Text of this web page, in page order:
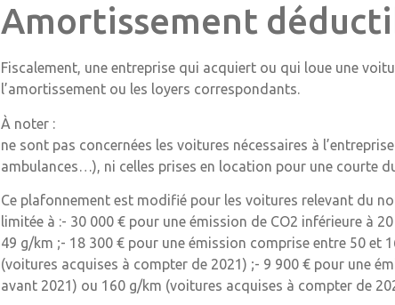
Amortissement
Fiscalement, une entreprise qui acquiert ou qui loue une
l’amortissement ou les loyers correspondants.
À noter :
ne sont pas concernées les voitures nécessaires à
ambulances…), ni celles prises en location pour une courte
Ce plafonnement est modifié pour les voitures relevant du
limitée à :- 30 000 € pour une émission de CO2 inférieure à
49 g/km ;- 18 300 € pour une émission comprise entre 50 et
(voitures acquises à compter de 2021) ;- 9 900 € pour une
avant 2021) ou 160 g/km (voitures acquises à compter de